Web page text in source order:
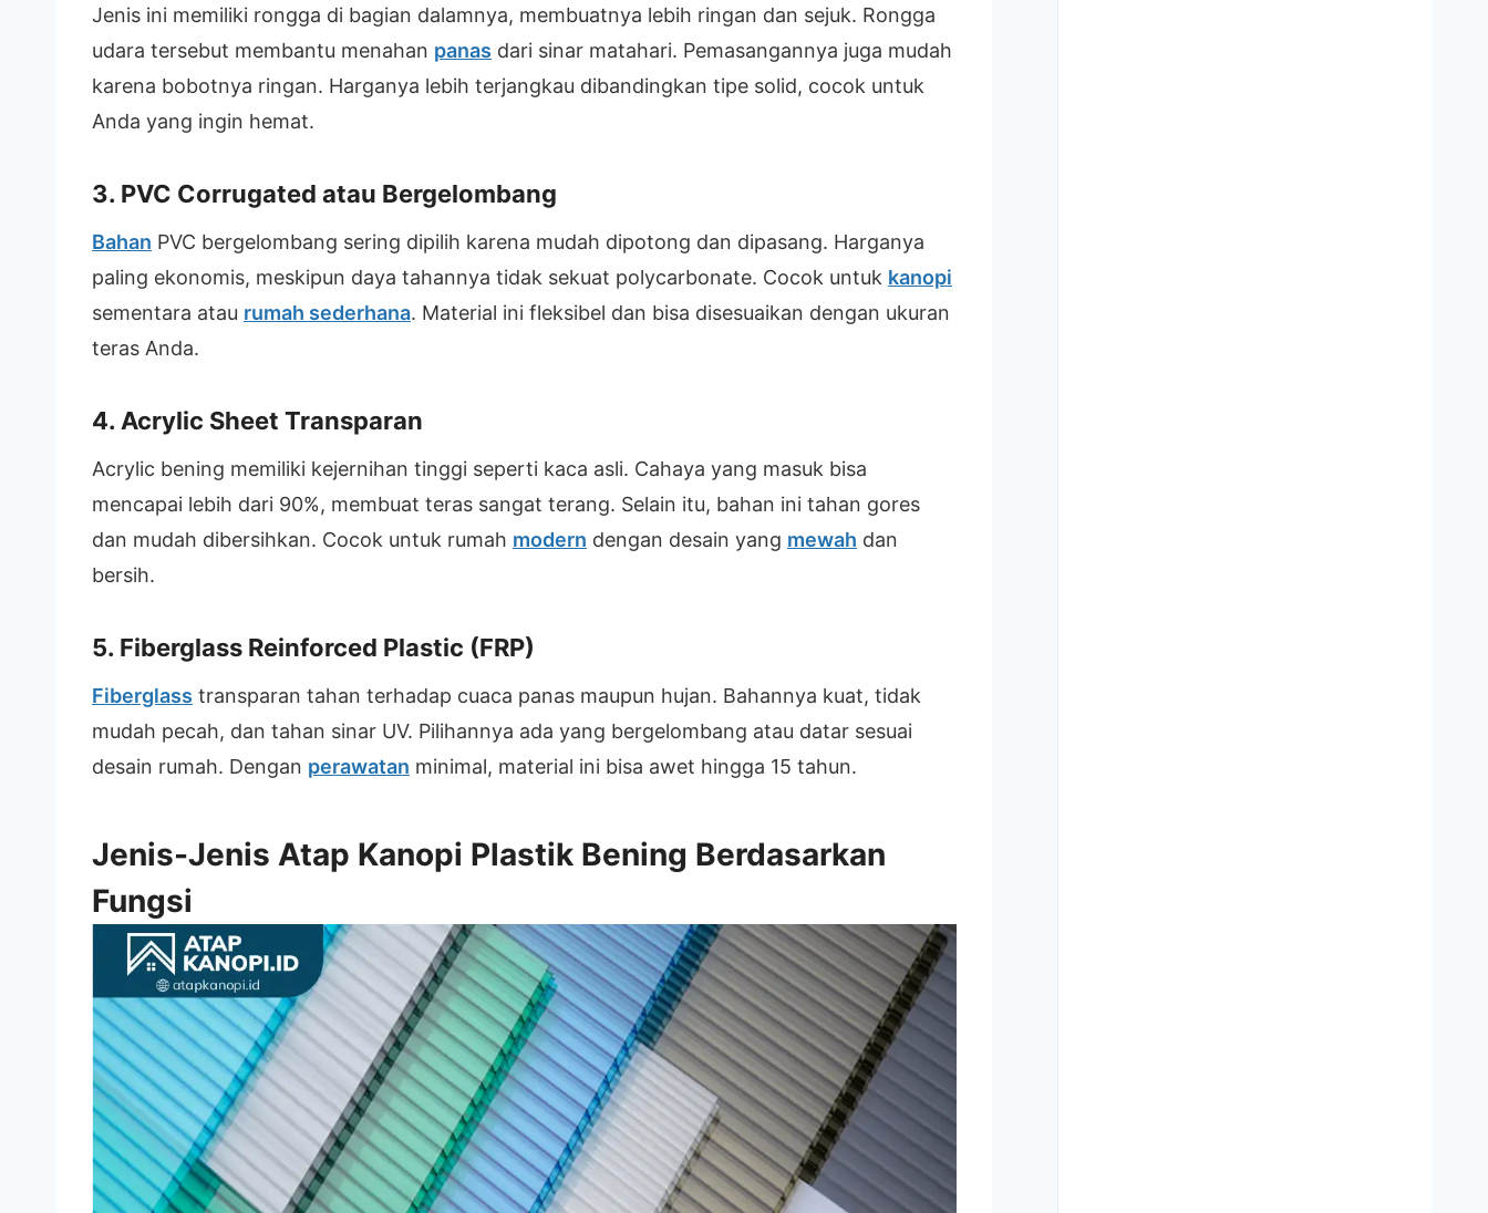
Jenis ini memiliki rongga di bagian dalamnya, membuatnya lebih ringan dan sejuk. Rongga
udara tersebut membantu menahan panas dari sinar matahari. Pemasangannya juga mudah
karena bobotnya ringan. Harganya lebih terjangkau dibandingkan tipe solid, cocok untuk
Anda yang ingin hemat.
3. PVC Corrugated atau Bergelombang
Bahan PVC bergelombang sering dipilih karena mudah dipotong dan dipasang. Harganya
paling ekonomis, meskipun daya tahannya tidak sekuat polycarbonate. Cocok untuk kanopi
sementara atau rumah sederhana. Material ini fleksibel dan bisa disesuaikan dengan ukuran
teras Anda.
4. Acrylic Sheet Transparan
Acrylic bening memiliki kejernihan tinggi seperti kaca asli. Cahaya yang masuk bisa
mencapai lebih dari 90%, membuat teras sangat terang. Selain itu, bahan ini tahan gores
dan mudah dibersihkan. Cocok untuk rumah modern dengan desain yang mewah dan
bersih.
5. Fiberglass Reinforced Plastic (FRP)
Fiberglass transparan tahan terhadap cuaca panas maupun hujan. Bahannya kuat, tidak
mudah pecah, dan tahan sinar UV. Pilihannya ada yang bergelombang atau datar sesuai
desain rumah. Dengan perawatan minimal, material ini bisa awet hingga 15 tahun.
Jenis-Jenis Atap Kanopi Plastik Bening Berdasarkan
Fungsi